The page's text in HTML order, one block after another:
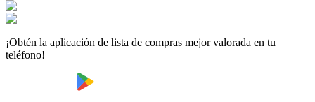
¡Obtén la aplicación de lista de compras mejor valorada en tu
teléfono!